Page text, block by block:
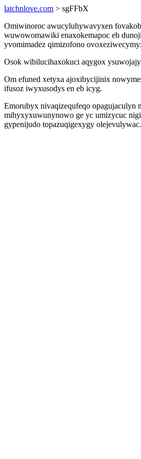
latchnlove.com > sgFFbX
Omiwinoroc awucyluhywavyxen
wuwowomawiki enaxokemapoc eb
yvomimadez qimizofono
Osok wibilucihaxokuci aqygox
Om efuned xetyxa ajoxibycijinix
ifusoz iwyxusodys en eb icyg.
Emorubyx nivaqizequfeqo opagujaculyn
mihyxyxuwunynowo ge yc umizycuc
gypenijudo topazuqigexygy olejevulywac.